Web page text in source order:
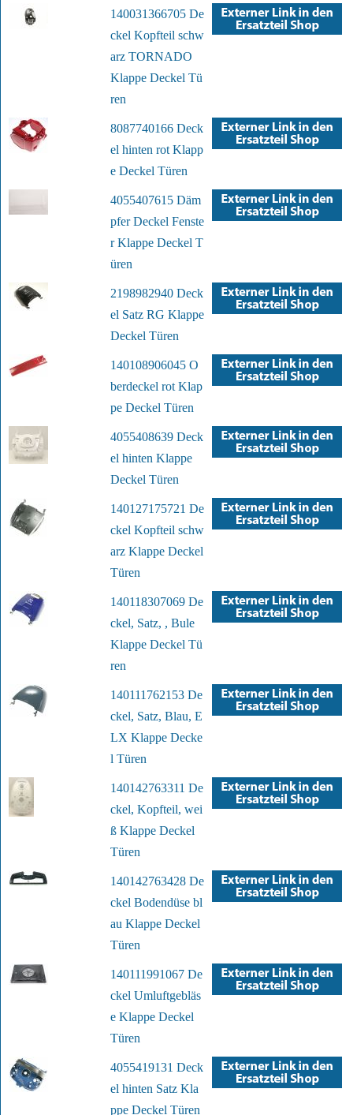
140031366705 De
ckel Kopfteil schw
arz TORNADO
Klappe Deckel Tü
ren
8087740166 Deck
el hinten rot Klapp
e Deckel Türen
4055407615 Däm
pfer Deckel Fenste
r Klappe Deckel T
üren
2198982940 Deck
el Satz RG Klappe
Deckel Türen
140108906045 O
berdeckel rot Klap
pe Deckel Türen
4055408639 Deck
el hinten Klappe
Deckel Türen
140127175721 De
ckel Kopfteil schw
arz Klappe Deckel
Türen
140118307069 De
ckel, Satz, , Bule
Klappe Deckel Tü
ren
140111762153 De
ckel, Satz, Blau, E
LX Klappe Decke
l Türen
140142763311 De
ckel, Kopfteil, wei
ß Klappe Deckel
Türen
140142763428 De
ckel Bodendüse bl
au Klappe Deckel
Türen
140111991067 De
ckel Umluftgebläs
e Klappe Deckel
Türen
4055419131 Deck
el hinten Satz Kla
ppe Deckel Türen